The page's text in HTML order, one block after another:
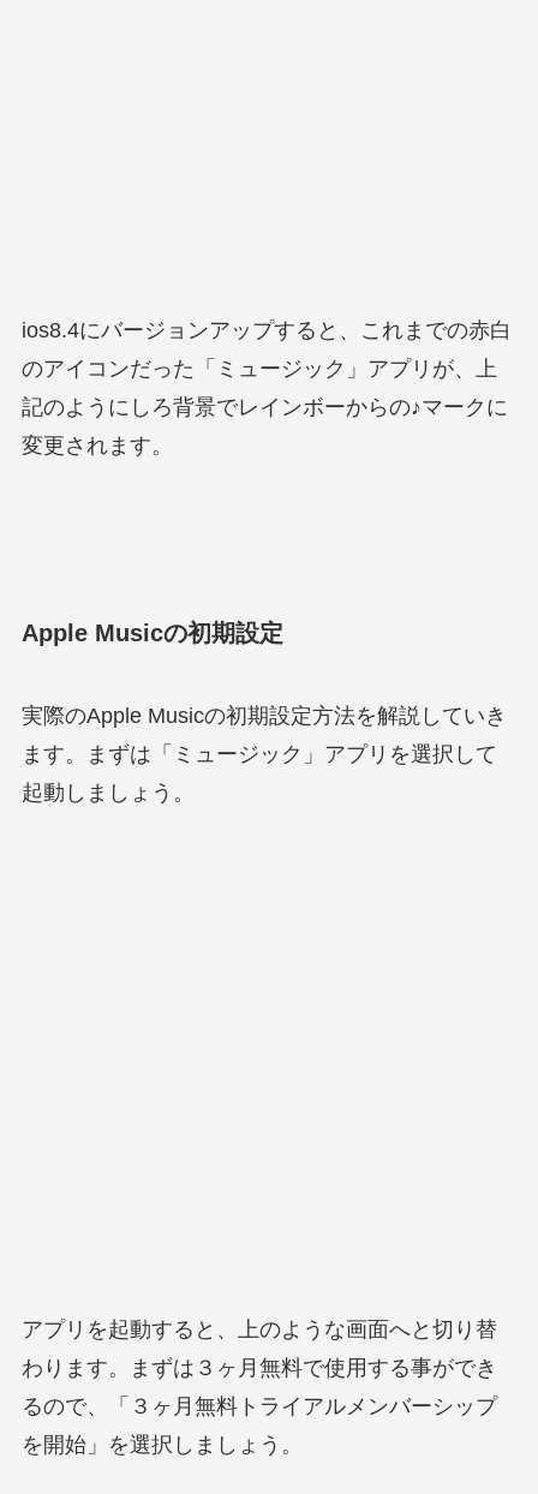
ios8.4にバージョンアップすると、これまでの赤白
のアイコンだった「ミュージック」アプリが、上
記のようにしろ背景でレインボーからの♪マークに
変更されます。
Apple Musicの初期設定
実際のApple Musicの初期設定方法を解説していき
ます。まずは「ミュージック」アプリを選択して
起動しましょう。
アプリを起動すると、上のような画面へと切り替
わります。まずは３ヶ月無料で使用する事ができ
るので、「３ヶ月無料トライアルメンバーシップ
を開始」を選択しましょう。